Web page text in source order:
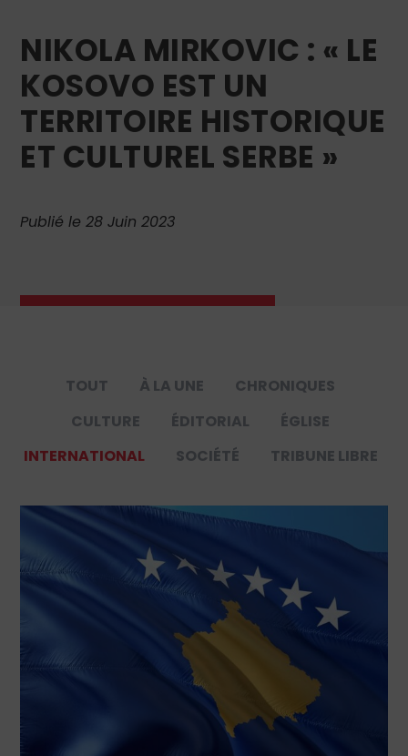
NIKOLA MIRKOVIC : « LE
KOSOVO EST UN
TERRITOIRE HISTORIQUE
ET CULTUREL SERBE »
Publié le 28 Juin 2023
TOUT À LA UNE
CHRONIQUES
CULTURE
ÉDITORIAL
ÉGLISE
INTERNATIONAL
SOCIÉTÉ TRIBUNE LIBRE